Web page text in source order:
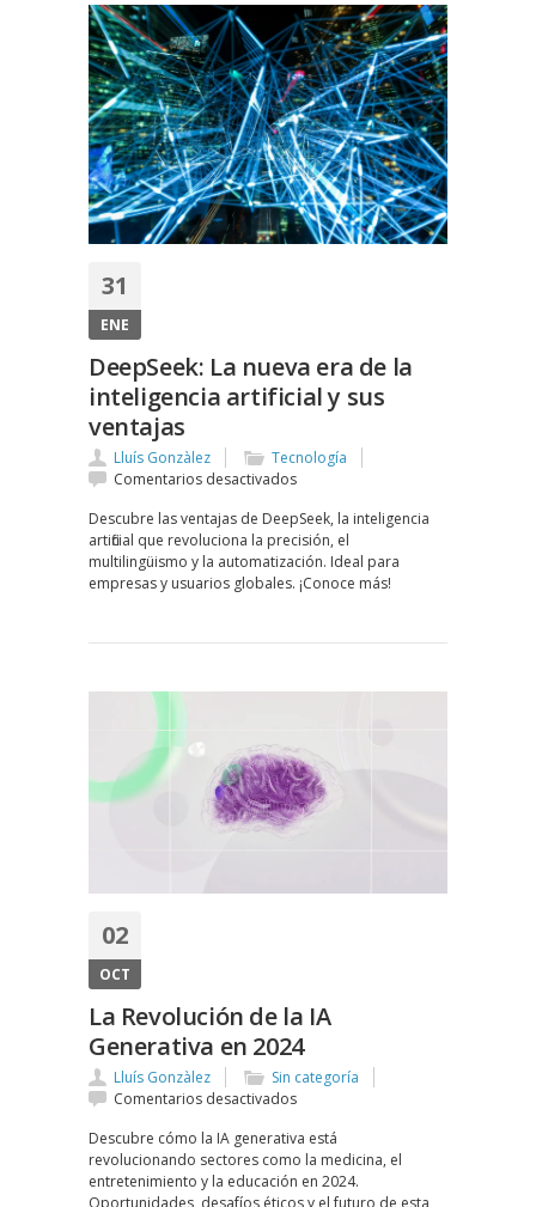
31
ENE
DeepSeek: La nueva era de la
inteligencia artificial y sus
ventajas
Lluís Gonzàlez
Tecnología
Comentarios desactivadosen
La
nueva
era
de
artificial
sus
Descubre las ventajas de DeepSeek, la inteligencia
artificial que revoluciona la precisión, el
multilingüismo y la automatización. Ideal para
empresas y usuarios globales. ¡Conoce más!
02
OCT
La Revolución de la IA
Generativa en 2024
Lluís Gonzàlez
Sin categoría
Comentarios desactivadosen
Revolución
de
la
Descubre cómo la IA generativa está
revolucionando sectores como la medicina, el
entretenimiento y la educación en 2024.
Oportunidades, desafíos éticos y el futuro de esta